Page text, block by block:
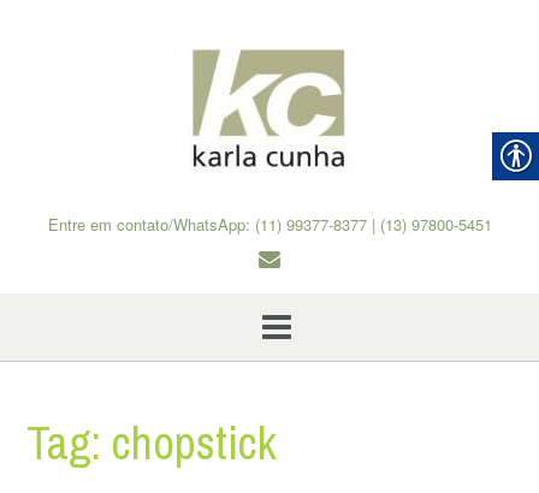
Entre em contato/WhatsApp: (11) 99377-8377 | (13) 97800-5451
Tag: chopstick